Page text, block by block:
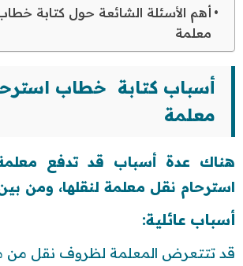
أهم الأسئلة الشائعة حول كتابة
معلمة
أسباب كتابة خطاب
معلمة
هناك عدة أسباب قد تدفع
استرحام نقل معلمة لنقلها، ومن
أسباب عائلية:
قد تتتعرض المعلمة لظروف نقل من